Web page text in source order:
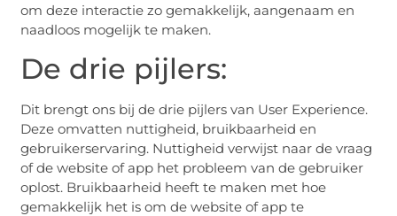
om deze interactie zo gemakkelijk, aangenaam en
naadloos mogelijk te maken.
De drie pijlers:
Dit brengt ons bij de drie pijlers van User Experience.
Deze omvatten nuttigheid, bruikbaarheid en
gebruikerservaring. Nuttigheid verwijst naar de vraag
of de website of app het probleem van de gebruiker
oplost. Bruikbaarheid heeft te maken met hoe
gemakkelijk het is om de website of app te